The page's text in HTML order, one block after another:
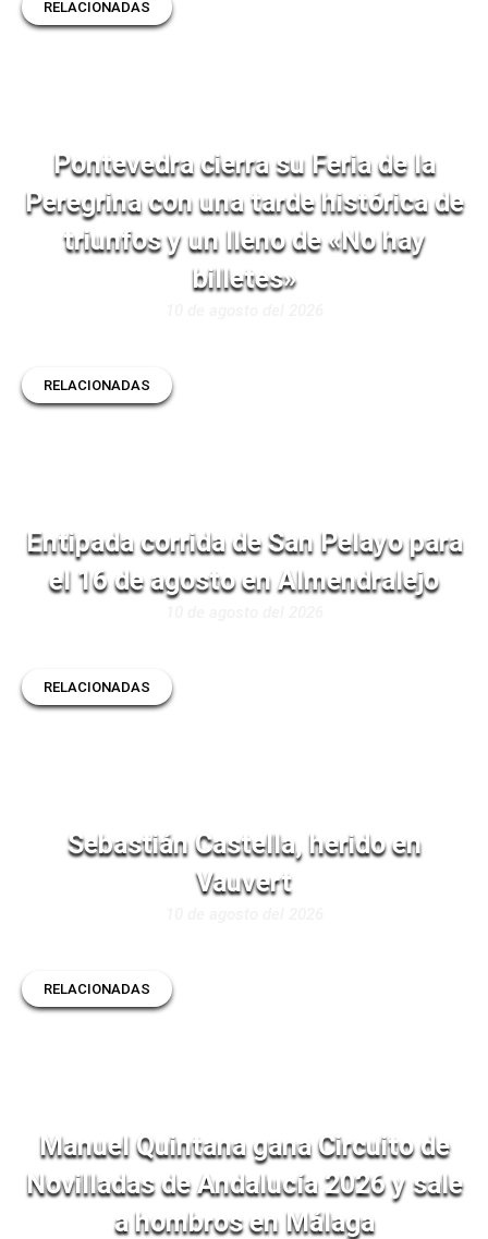
RELACIONADAS
Pontevedra cierra su Feria de la
Peregrina con una tarde histórica de
triunfos y un lleno de «No hay
billetes»
RELACIONADAS
Entipada corrida de San Pelayo para
el 16 de agosto en Almendralejo
RELACIONADAS
Sebastián Castella, herido en
Vauvert
RELACIONADAS
Manuel Quintana gana Circuito de
Novilladas de Andalucía 2026 y sale
a hombros en Málaga